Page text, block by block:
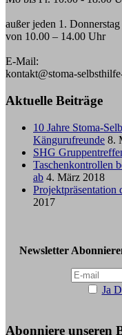
außer jeden 1.
von 10.00 – 14.00 Uhr
E-Mail:
kontakt@stoma-
Aktuelle Beiträge
10 Jahre Stoma-
Kängurufreunde 8.
SHG
Taschenkontrollen
ab 4. März 2018
Projektpräsentation
2017
Newsletter
Ja
Abonniere unseren